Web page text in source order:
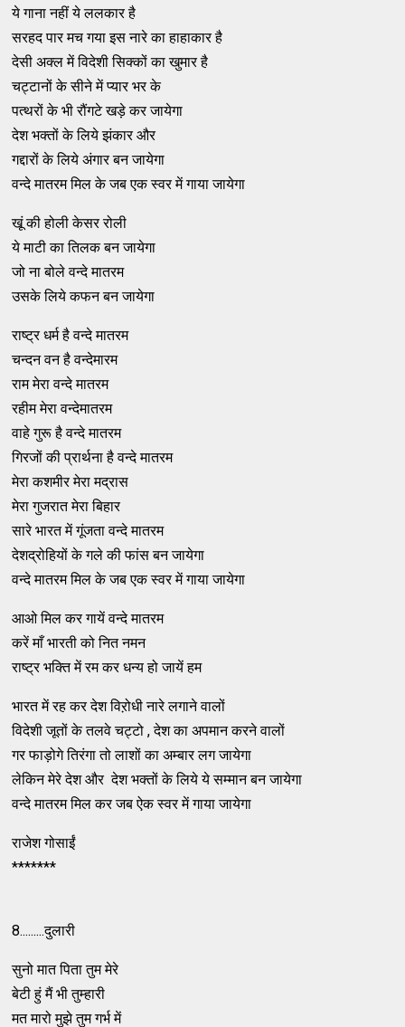
ये गाना नहीं ये ललकार है
सरहद पार मच गया इस नारे का हाहाकार है
देसी अक्ल में विदेशी सिक्कों का खुमार है
चट्टानों के सीने में प्यार भर के
पत्थरों के भी रौंगटे खड़े कर जायेगा
देश भक्तों के लिये झंकार और
गद्दारों के लिये अंगार बन जायेगा
वन्दे मातरम मिल के जब एक स्वर में गाया जायेगा
खूं की होली केसर रोली
ये माटी का तिलक बन जायेगा
जो ना बोले वन्दे मातरम
उसके लिये कफन बन जायेगा
राष्ट्र धर्म है वन्दे मातरम
चन्दन वन है वन्देमारम
राम मेरा वन्दे मातरम
रहीम मेरा वन्देमातरम
वाहे गुरू है वन्दे मातरम
गिरजों की प्रार्थना है वन्दे मातरम
मेरा कशमीर मेरा मद्रास
मेरा गुजरात मेरा बिहार
सारे भारत में गूंजता वन्दे मातरम
देशद्रोहियों के गले की फांस बन जायेगा
वन्दे मातरम मिल के जब एक स्वर में गाया जायेगा
आओ मिल कर गायें वन्दे मातरम
करें माँ भारती को नित नमन
राष्ट्र भक्ति में रम कर धन्य हो जायें हम
भारत में रह कर देश विऱोधी नारे लगाने वालों
विदेशी जूतों के तलवे चट्टो , देश का अपमान करने वालों
गर फाड़ोगे तिरंगा तो लाशों का अम्बार लग जायेगा
लेकिन मेरे देश और देश भक्तों के लिये ये सम्मान बन जायेगा
वन्दे मातरम मिल कर जब ऐक स्वर में गाया जायेगा
राजेश गोसाईं
*******
8.........दुलारी
सुनो मात पिता तुम मेरे
बेटी हुं मैं भी तुम्हारी
मत मारो मुझे तुम गर्भ में